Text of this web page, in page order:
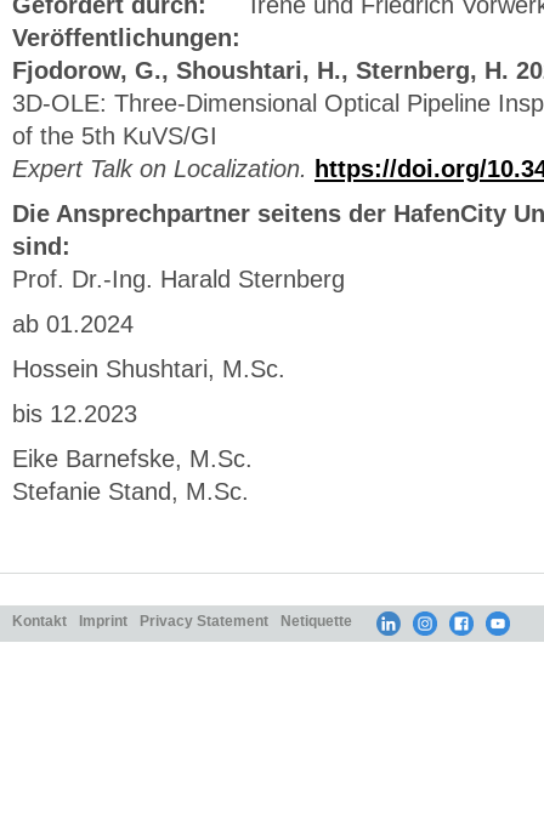
Veröffentlichungen:
Fjodorow, G., Shoushtari, H., Sternberg, H.
3D-OLE: Three-Dimensional Optical Pipeline
of the 5th KuVS/GI
Expert Talk on Localization. https://doi.org/
Die Ansprechpartner seitens der HafenCity
sind:
Prof. Dr.-Ing. Harald Sternberg
ab 01.2024
Hossein Shushtari, M.Sc.
bis 12.2023
Eike Barnefske, M.Sc.
Stefanie Stand, M.Sc.
Kontakt Imprint Privacy Statement Netiquette